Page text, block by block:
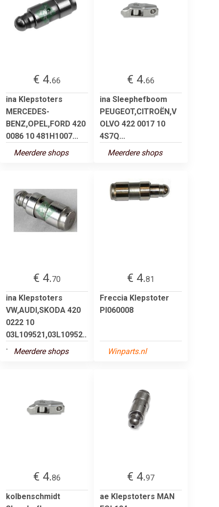
€ 4.66
ina Klepstoters
MERCEDES-
BENZ,OPEL,FORD 420
0086 10 481H1007...
Meerdere shops
€ 4.66
ina Sleephefboom
PEUGEOT,CITROËN,V
OLVO 422 0017 10
4S7Q...
Meerdere shops
€ 4.70
ina Klepstoters
VW,AUDI,SKODA 420
0222 10
03L109521,03L10952..
.
Meerdere shops
€ 4.81
Freccia Klepstoter
PI060008
Winparts.nl
€ 4.86
kolbenschmidt
€ 4.97
ae Klepstoters MAN